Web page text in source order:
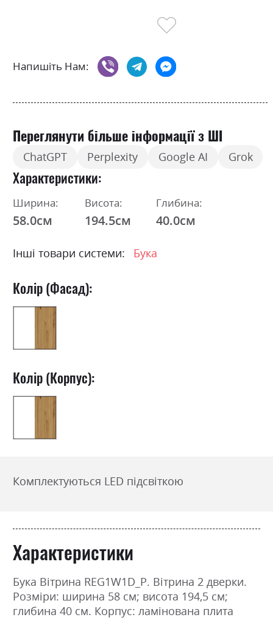
Напишіть Нам:
Переглянути більше інформації з ШІ
ChatGPT Perplexity Google AI Grok
Характеристики
Ширина:
58.0см
Висота:
194.5см
Глибина:
40.0см
Інші товари системи: Бука
Колір (Фасад):
Колір (Корпус):
Комплектуються LED підсвіткою
Характеристики
Бука Вітрина REG1W1D_P. Вітрина 2 дверки.
Розміри: ширина 58 см; висота 194,5 см;
глибина 40 см. Корпус: ламінована плита